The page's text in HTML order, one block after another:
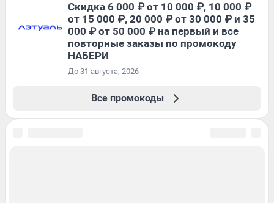
Скидка 6 000 ₽ от 10 000 ₽, 10 000 ₽
от 15 000 ₽, 20 000 ₽ от 30 000 ₽ и 35
000 ₽ от 50 000 ₽ на первый и все
повторные заказы по промокоду
НАБЕРИ
До 31 августа, 2026
Все промокоды